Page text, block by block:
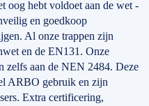
oog hebt voldoet aan de wet -
en goedkoop
Al onze trappen zijn
en de EN131. Onze
zelfs aan de NEN 2484. Deze
ARBO gebruik en zijn
Extra certificering,